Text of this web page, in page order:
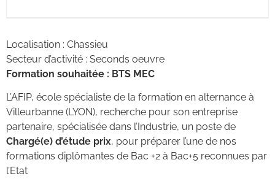
Localisation : Chassieu
Secteur d’activité : Seconds oeuvre
Formation souhaitée : BTS MEC
L’AFIP, école spécialiste de la formation en alternance à
Villeurbanne (LYON), recherche pour son entreprise
partenaire, spécialisée dans l’Industrie, un poste de
Chargé(e) d’étude prix, pour préparer l’une de nos
formations diplômantes de Bac +2 à Bac+5 reconnues par
l’Etat